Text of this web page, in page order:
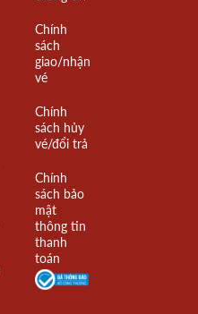
Chính
sách
giao/nhận
vé
Chính
sách hủy
vé/đổi trả
Chính
sách bảo
mật
thông tin
thanh
toán